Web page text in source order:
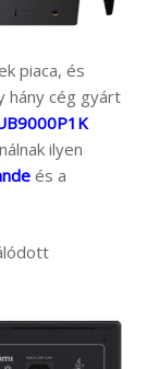
piaca, és
hány cég gyárt
ilyen
és a